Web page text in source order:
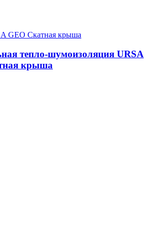
тепло-шумоизоляция URSA
крыша